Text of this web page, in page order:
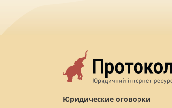
Юридические оговорки